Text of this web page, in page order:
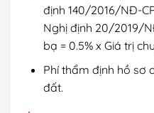
định 140/2016/NĐ-
Nghị định 20/2019/
bạ = 0.5% x Giá trị
Phí thẩm định hồ sơ
đất.